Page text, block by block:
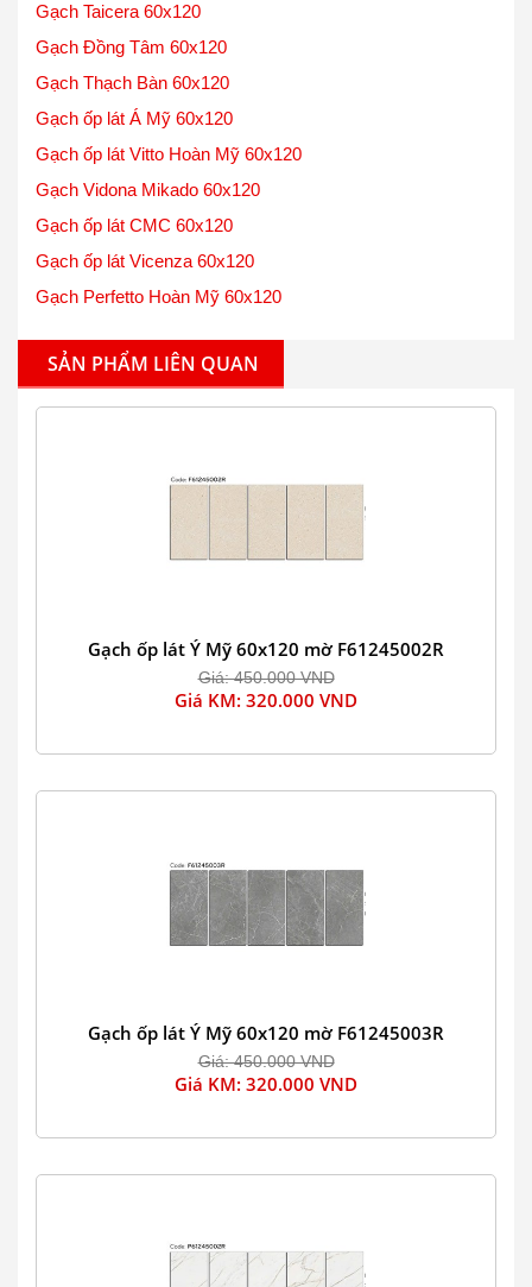
Gạch Taicera 60x120
Gạch Đồng Tâm 60x120
Gạch Thạch Bàn 60x120
Gạch ốp lát Á Mỹ 60x120
Gạch ốp lát Vitto Hoàn Mỹ 60x120
Gạch Vidona Mikado 60x120
Gạch ốp lát CMC 60x120
Gạch ốp lát Vicenza 60x120
Gạch Perfetto Hoàn Mỹ 60x120
SẢN PHẨM LIÊN QUAN
Gạch ốp lát Ý Mỹ 60x120 mờ F61245002R
Giá: 450.000 VND
Giá KM: 320.000 VND
Gạch ốp lát Ý Mỹ 60x120 mờ F61245003R
Giá: 450.000 VND
Giá KM: 320.000 VND